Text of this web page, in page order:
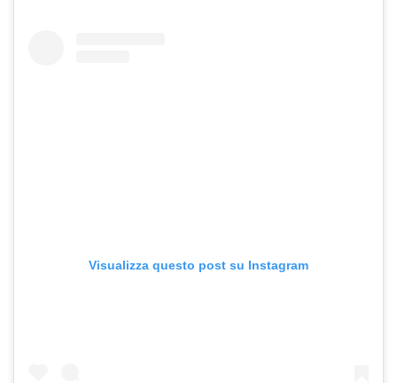
Visualizza questo post su Instagram